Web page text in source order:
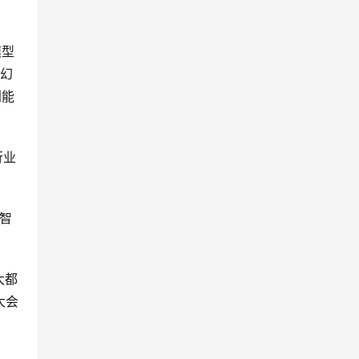
都
会